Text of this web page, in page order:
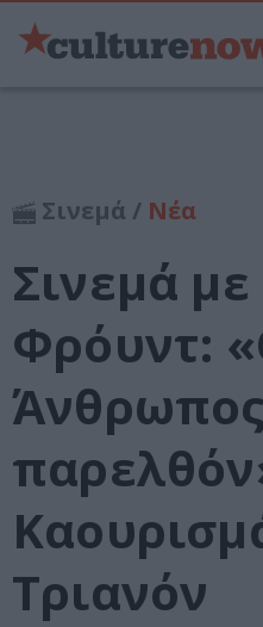
Σινεμά / Νέα
Σινεμά με
Φρόυντ:
Τριανόν